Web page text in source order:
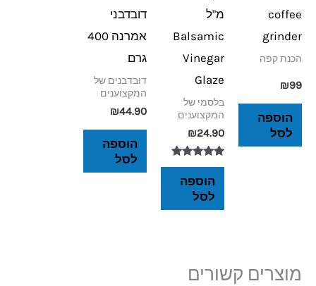
coffee
grinder
הכנת קפה
₪99
הוספה
לסל
מ"ל
Balsamic
Vinegar
Glaze
בלסמי של
המקצוענים
₪24.90
דורג
מתוך 5
הוספה
לסל
דובדבני
אמרנה 400
גרם
דובדבנים של
המקצוענים
₪44.90
הוספה
לסל
מוצרים קשורים